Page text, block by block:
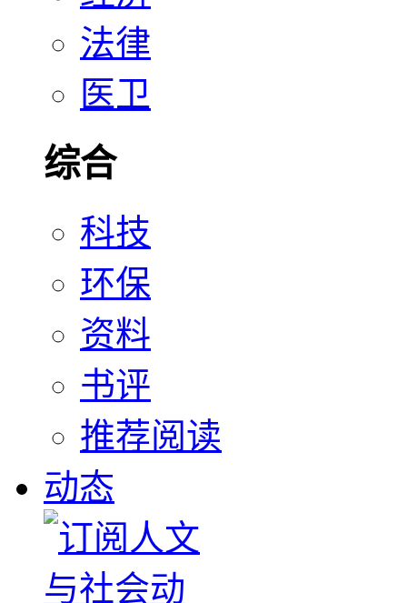
法律
医卫
综合
科技
环保
资料
书评
推荐阅读
动态